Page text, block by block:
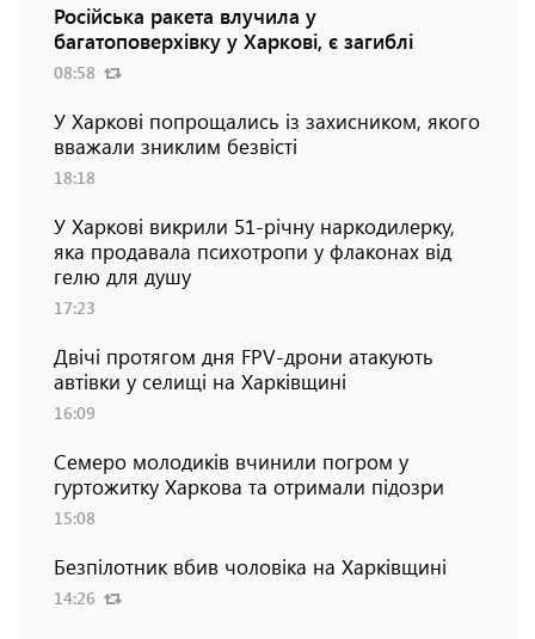
Російська ракета влучила у
багатоповерхівку у Харкові, є загиблі
08:58
У Харкові попрощались із захисником, якого
вважали зниклим безвісті
18:18
У Харкові викрили 51-річну наркодилерку,
яка продавала психотропи у флаконах від
гелю для душу
17:23
Двічі протягом дня FPV-дрони атакують
автівки у селищі на Харківщині
16:09
Семеро молодиків вчинили погром у
гуртожитку Харкова та отримали підозри
15:08
Безпілотник вбив чоловіка на Харківщині
14:26